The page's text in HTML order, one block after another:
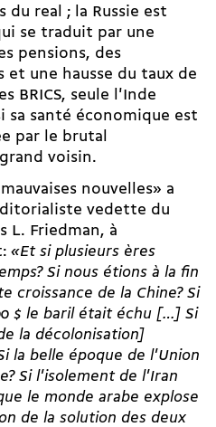
real ; la Russie est
se traduit par une
pensions, des
et une hausse du taux de
BRICS, seule l'Inde
sa santé économique est
par le brutal
voisin.
nouvelles» a
vedette du
L. Friedman, à
«Et si plusieurs ères
Si nous étions à la fin
croissance de la Chine? Si
$ le baril était échu […] Si
la décolonisation]
la belle époque de l'Union
Si l'isolement de l'Iran
le monde arabe explose
de la solution des deux